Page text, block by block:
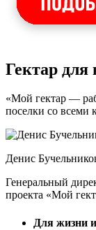
Гектар
«Мой гектар —
поселки со всеми
Денис
Генеральный
проекта «Мой
Для жизни